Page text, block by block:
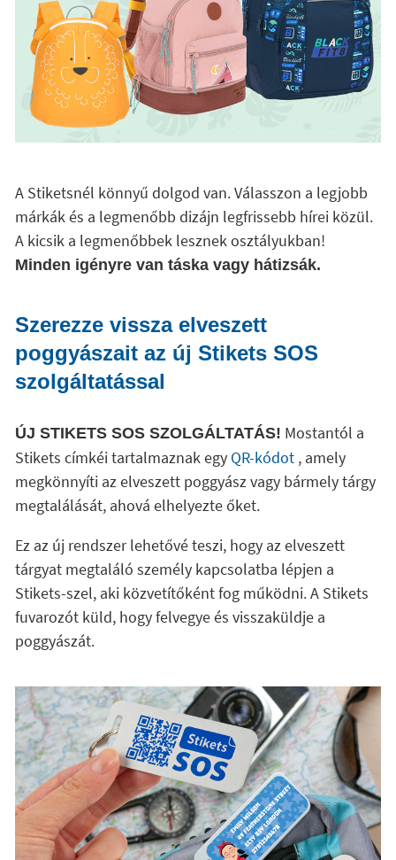
A Stiketsnél könnyű dolgod van. Válasszon a legjobb
márkák és a legmenőbb dizájn legfrissebb hírei közül.
A kicsik a legmenőbbek lesznek osztályukban!
Minden igényre van táska vagy hátizsák.
Szerezze vissza elveszett
poggyászait az új Stikets SOS
szolgáltatással
ÚJ STIKETS SOS SZOLGÁLTATÁS! Mostantól a
Stikets címkéi tartalmaznak egy QR-kódot, amely
megkönnyíti az elveszett poggyász vagy bármely tárgy
megtalálását, ahová elhelyezte őket.
Ez az új rendszer lehetővé teszi, hogy az elveszett
tárgyat megtaláló személy kapcsolatba lépjen a
Stikets-szel, aki közvetítőként fog működni. A Stikets
fuvarozót küld, hogy felvegye és visszaküldje a
poggyászát.